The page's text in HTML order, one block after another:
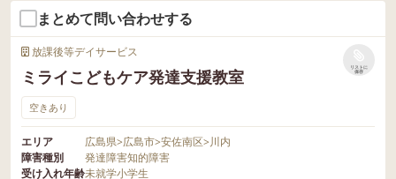
まとめて問い合わせする
放課後等デイサービス
ミライこどもケア発達支援教室
リストに
保存
空きあり
エリア 広島県>広島市>安佐南区>川内
障害種別
発達障害知的障害
受け入れ年齢未就学小学生